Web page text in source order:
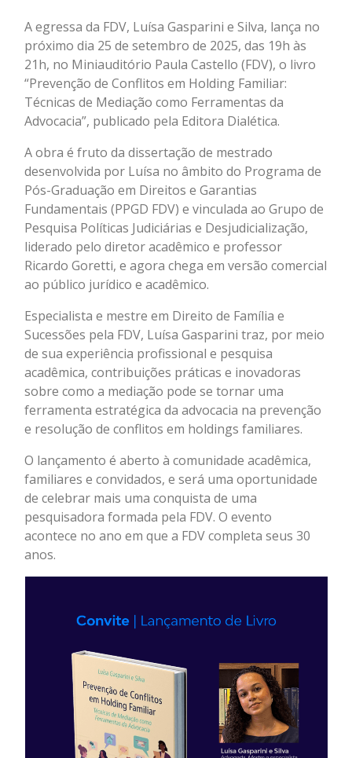
A egressa da FDV, Luísa Gasparini e Silva, lança no
próximo dia 25 de setembro de 2025, das 19h às
21h, no Miniauditório Paula Castello (FDV), o livro
“Prevenção de Conflitos em Holding Familiar:
Técnicas de Mediação como Ferramentas da
Advocacia”, publicado pela Editora Dialética.
A obra é fruto da dissertação de mestrado
desenvolvida por Luísa no âmbito do Programa de
Pós-Graduação em Direitos e Garantias
Fundamentais (PPGD FDV) e vinculada ao Grupo de
Pesquisa Políticas Judiciárias e Desjudicialização,
liderado pelo diretor acadêmico e professor
Ricardo Goretti, e agora chega em versão comercial
ao público jurídico e acadêmico.
Especialista e mestre em Direito de Família e
Sucessões pela FDV, Luísa Gasparini traz, por meio
de sua experiência profissional e pesquisa
acadêmica, contribuições práticas e inovadoras
sobre como a mediação pode se tornar uma
ferramenta estratégica da advocacia na prevenção
e resolução de conflitos em holdings familiares.
O lançamento é aberto à comunidade acadêmica,
familiares e convidados, e será uma oportunidade
de celebrar mais uma conquista de uma
pesquisadora formada pela FDV. O evento
acontece no ano em que a FDV completa seus 30
anos.